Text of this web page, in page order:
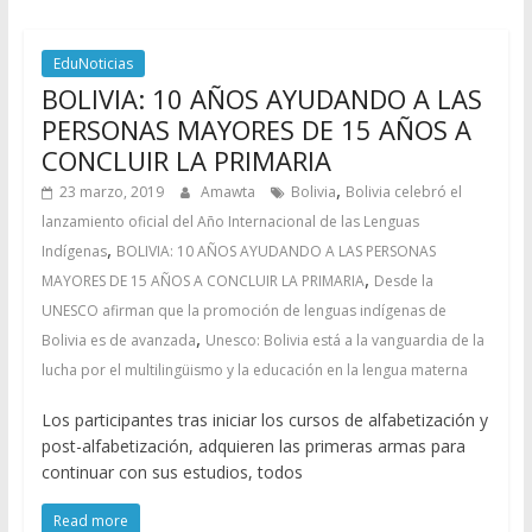
EduNoticias
BOLIVIA: 10 AÑOS AYUDANDO A LAS
PERSONAS MAYORES DE 15 AÑOS A
CONCLUIR LA PRIMARIA
23 marzo, 2019 Amawta Bolivia, Bolivia celebró el
lanzamiento oficial del Año Internacional de las Lenguas
Indígenas, BOLIVIA: 10 AÑOS AYUDANDO A LAS PERSONAS
MAYORES DE 15 AÑOS A CONCLUIR LA PRIMARIA, Desde la
UNESCO afirman que la promoción de lenguas indígenas de
Bolivia es de avanzada, Unesco: Bolivia está a la vanguardia de la
lucha por el multilingüismo y la educación en la lengua materna
Los participantes tras iniciar los cursos de alfabetización y
post-alfabetización, adquieren las primeras armas para
continuar con sus estudios, todos
Read more